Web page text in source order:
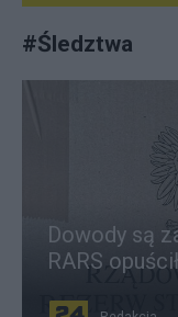
#Śledztwa
Dowody są
RARS